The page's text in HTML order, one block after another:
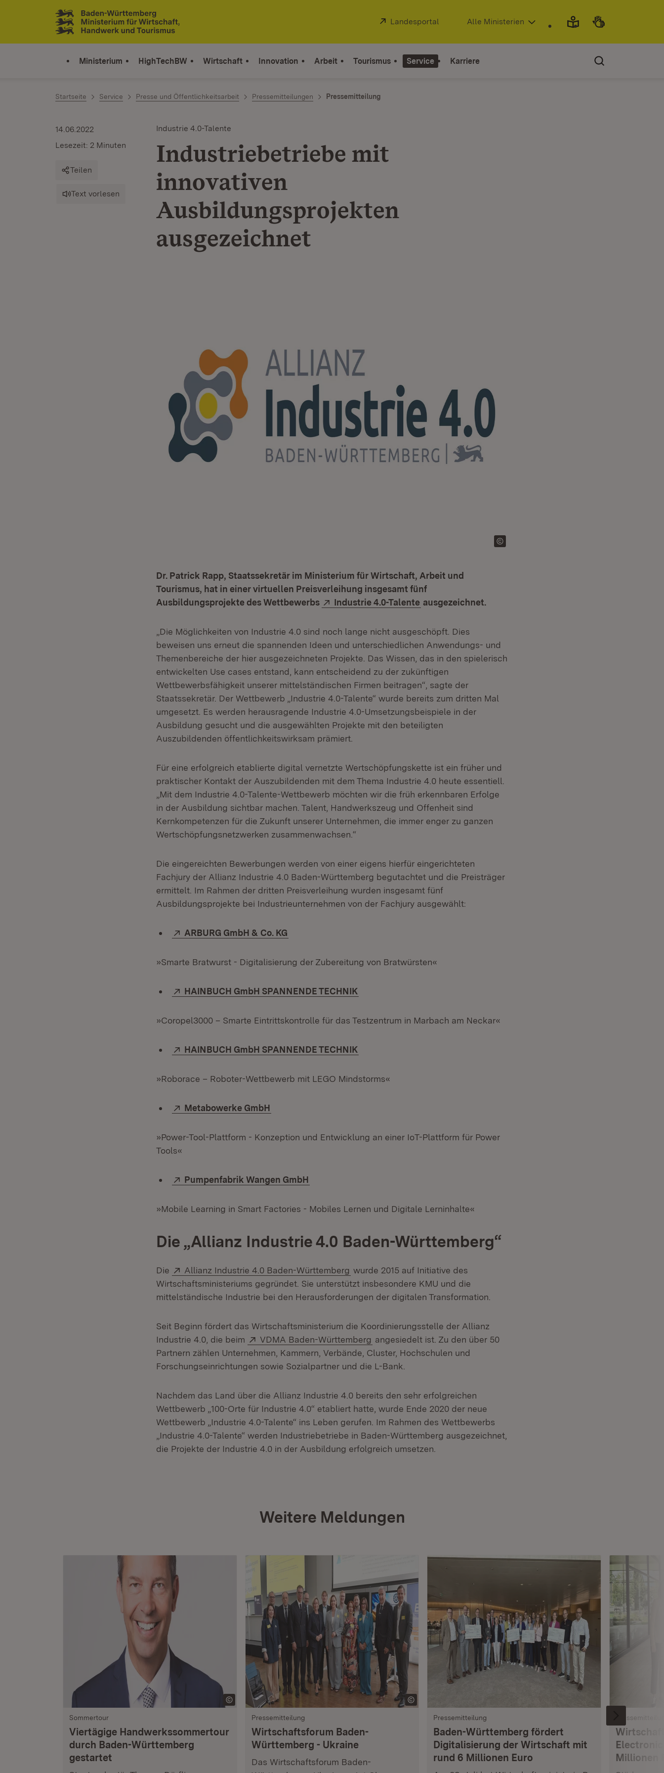
Zum Inhalt springen
Link zur Startseite
Extern:
Landesportal (Öffnet in neuem Fenster)
Alle Ministerien
Ministerium HighTechBW Wirtschaft Innovation Arbeit Tourismus Service Karriere
Startseite Service Presse und Öffentlichkeitsarbeit Pressemitteilungen Pressemitteilung
Industrie 4.0-Talente
Industriebetriebe mit
innovativen
Ausbildungsprojekten
ausgezeichnet
14.06.2022
Lesezeit: 2 Minuten
Teilen
Text vorlesen
Dr. Patrick Rapp, Staatssekretär im Ministerium für Wirtschaft, Arbeit und
Tourismus, hat in einer virtuellen Preisverleihung insgesamt fünf
Ausbildungsprojekte des Wettbewerbs
Extern:
Industrie 4.0-Talente (Öffnet in neuem Fenster)
ausgezeichnet.
„Die Möglichkeiten von Industrie 4.0 sind noch lange nicht ausgeschöpft. Dies
beweisen uns erneut die spannenden Ideen und unterschiedlichen Anwendungs- und
Themenbereiche der hier ausgezeichneten Projekte. Das Wissen, das in den spielerisch
entwickelten Use cases entstand, kann entscheidend zu der zukünftigen
Wettbewerbsfähigkeit unserer mittelständischen Firmen beitragen“, sagte der
Staatssekretär. Der Wettbewerb „Industrie 4.0-Talente“ wurde bereits zum dritten Mal
umgesetzt. Es werden herausragende Industrie 4.0-Umsetzungsbeispiele in der
Ausbildung gesucht und die ausgewählten Projekte mit den beteiligten
Auszubildenden öffentlichkeitswirksam prämiert.
Für eine erfolgreich etablierte digital vernetzte Wertschöpfungskette ist ein früher und
praktischer Kontakt der Auszubildenden mit dem Thema Industrie 4.0 heute essentiell.
„Mit dem Industrie 4.0-Talente-Wettbewerb möchten wir die früh erkennbaren Erfolge
in der Ausbildung sichtbar machen. Talent, Handwerkszeug und Offenheit sind
Kernkompetenzen für die Zukunft unserer Unternehmen, die immer enger zu ganzen
Wertschöpfungsnetzwerken zusammenwachsen.“
Die eingereichten Bewerbungen werden von einer eigens hierfür eingerichteten
Fachjury der Allianz Industrie 4.0 Baden-Württemberg begutachtet und die Preisträger
ermittelt. Im Rahmen der dritten Preisverleihung wurden insgesamt fünf
Ausbildungsprojekte bei Industrieunternehmen von der Fachjury ausgewählt:
Extern:
ARBURG GmbH & Co. KG
»Smarte Bratwurst - Digitalisierung der Zubereitung von Bratwürsten«
Extern:
HAINBUCH GmbH SPANNENDE TECHNIK
»Coropel3000 – Smarte Eintrittskontrolle für das Testzentrum in Marbach am Neckar«
Extern:
HAINBUCH GmbH SPANNENDE TECHNIK
»Roborace – Roboter-Wettbewerb mit LEGO Mindstorms«
Extern:
Metabowerke GmbH
»Power-Tool-Plattform - Konzeption und Entwicklung an einer IoT-Plattform für Power
Tools«
Extern:
Pumpenfabrik Wangen GmbH
»Mobile Learning in Smart Factories - Mobiles Lernen und Digitale Lerninhalte«
Die „Allianz Industrie 4.0 Baden-Württemberg“
Die Extern:
Allianz Industrie 4.0 Baden-Württemberg (Öffnet in neuem Fenster)
wurde 2015 auf Initiative des
Wirtschaftsministeriums gegründet. Sie unterstützt insbesondere KMU und die
mittelständische Industrie bei den Herausforderungen der digitalen Transformation.
Seit Beginn fördert das Wirtschaftsministerium die Koordinierungsstelle der Allianz
Industrie 4.0, die beim
Extern:
VDMA Baden-Württemberg (Öffnet in neuem Fenster)
angesiedelt ist. Zu den über 50
Partnern zählen Unternehmen, Kammern, Verbände, Cluster, Hochschulen und
Forschungseinrichtungen sowie Sozialpartner und die L-Bank.
Nachdem das Land über die Allianz Industrie 4.0 bereits den sehr erfolgreichen
Wettbewerb „100-Orte für Industrie 4.0“ etabliert hatte, wurde Ende 2020 der neue
Wettbewerb „Industrie 4.0-Talente“ ins Leben gerufen. Im Rahmen des Wettbewerbs
„Industrie 4.0-Talente“ werden Industriebetriebe in Baden-Württemberg ausgezeichnet,
die Projekte der Industrie 4.0 in der Ausbildung erfolgreich umsetzen.
Weitere Meldungen
Sommertour
Viertägige Handwerkssommertour
durch Baden-Württemberg
gestartet
Pressemitteilung
Wirtschaftsforum Baden-
Württemberg - Ukraine
Das Wirtschaftsforum Baden-
Pressemitteilung
Baden-Württemberg fördert
Digitalisierung der Wirtschaft mit
rund 6 Millionen Euro
Millionen